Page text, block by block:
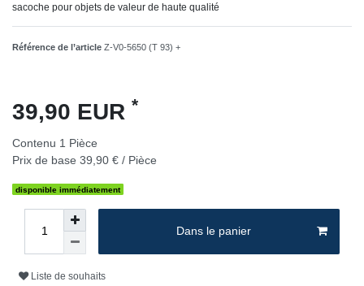
sacoche pour objets de valeur de haute qualité
Référence de l’article Z-V0-5650 (T 93) +
39,90 EUR *
Contenu 1 Pièce
Prix de base 39,90 € / Pièce
disponible immédiatement
Dans le panier
Liste de souhaits